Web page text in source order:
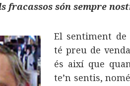
fracassos són sempre
El sentiment
té preu de
és així que
te’n sentis,